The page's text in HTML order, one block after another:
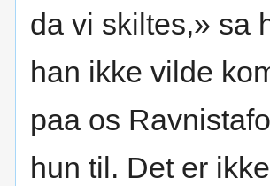
da vi skiltes,» sa
han ikke vilde
paa os
hun til. Det er